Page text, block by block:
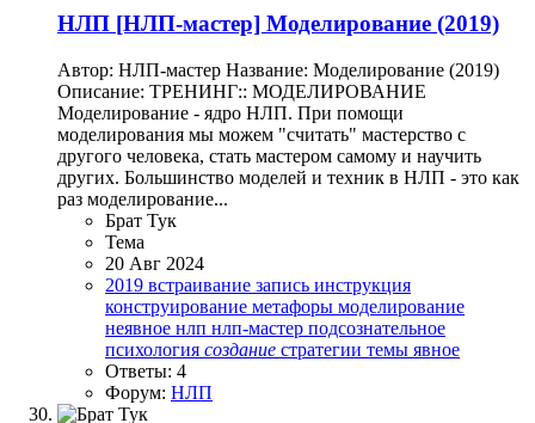
НЛП [НЛП-мастер] Моделирование (2019)
Автор: НЛП-мастер Название: Моделирование (2019)
Описание: ТРЕНИНГ:: МОДЕЛИРОВАНИЕ
Моделирование - ядро НЛП. При помощи
моделирования мы можем "считать" мастерство с
другого человека, стать мастером самому и научить
других. Большинство моделей и техник в НЛП - это как
раз моделирование...
Брат Тук
Тема
20 Авг 2024
2019 встраивание запись инструкция
конструирование метафоры моделирование
неявное нлп нлп-мастер подсознательное
психология создание стратегии темы явное
Ответы: 4
Форум: НЛП